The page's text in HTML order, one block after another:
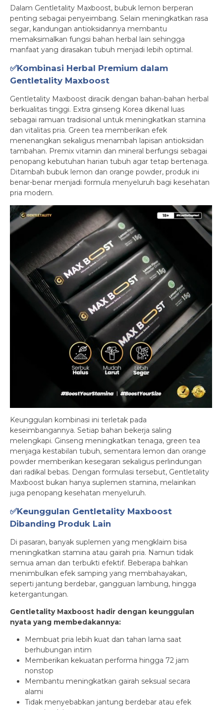
Dalam Gentletality Maxboost, bubuk lemon berperan
penting sebagai penyeimbang. Selain meningkatkan rasa
segar, kandungan antioksidannya membantu
memaksimalkan fungsi bahan herbal lain sehingga
manfaat yang dirasakan tubuh menjadi lebih optimal.
✅Kombinasi Herbal Premium dalam
Gentletality Maxboost
Gentletality Maxboost diracik dengan bahan-bahan herbal
berkualitas tinggi. Extra ginseng Korea dikenal luas
sebagai ramuan tradisional untuk meningkatkan stamina
dan vitalitas pria. Green tea memberikan efek
menenangkan sekaligus menambah lapisan antioksidan
tambahan. Premix vitamin dan mineral berfungsi sebagai
penopang kebutuhan harian tubuh agar tetap bertenaga.
Ditambah bubuk lemon dan orange powder, produk ini
benar-benar menjadi formula menyeluruh bagi kesehatan
pria modern.
Keunggulan kombinasi ini terletak pada
keseimbangannya. Setiap bahan bekerja saling
melengkapi. Ginseng meningkatkan tenaga, green tea
menjaga kestabilan tubuh, sementara lemon dan orange
powder memberikan kesegaran sekaligus perlindungan
dari radikal bebas. Dengan formulasi tersebut, Gentletality
Maxboost bukan hanya suplemen stamina, melainkan
juga penopang kesehatan menyeluruh.
✅Keunggulan Gentletality Maxboost
Dibanding Produk Lain
Di pasaran, banyak suplemen yang mengklaim bisa
meningkatkan stamina atau gairah pria. Namun tidak
semua aman dan terbukti efektif. Beberapa bahkan
menimbulkan efek samping yang membahayakan,
seperti jantung berdebar, gangguan lambung, hingga
ketergantungan.
Gentletality Maxboost hadir dengan keunggulan
nyata yang membedakannya:
Membuat pria lebih kuat dan tahan lama saat
berhubungan intim
Memberikan kekuatan performa hingga 72 jam
nonstop
Membantu meningkatkan gairah seksual secara
alami
Tidak menyebabkan jantung berdebar atau efek